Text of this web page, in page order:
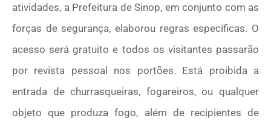
atividades, a Prefeitura de Sinop, em conjunto com as
forças de segurança, elaborou regras específicas. O
acesso será gratuito e todos os visitantes passarão
por revista pessoal nos portões. Está proibida a
entrada de churrasqueiras, fogareiros, ou qualquer
objeto que produza fogo, além de recipientes de